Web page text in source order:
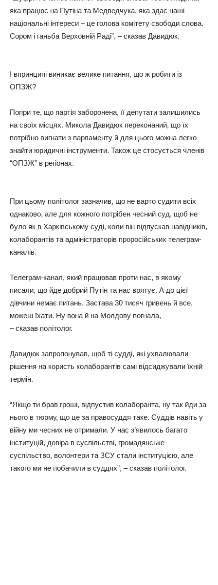
яка працює на Путіна та Медведчука, яка здає наші
національні інтереси – це голова комітету свободи слова.
Сором і ганьба Верховній Раді”, – сказав Давидюк.
І впринципі виникає велике питання, що ж робити із
ОПЗЖ?
Попри те, що партія заборонена, її депутати залишились
на своїх місцях. Микола Давидюк переконаний, що їх
потрібно вигнати з парламенту й для цього можна легко
знайти юридичні інструменти. Також це стосується членів
“ОПЗЖ” в регіонах.
При цьому політолог зазначив, що не варто судити всіх
однаково, але для кожного потрібен чесний суд, щоб не
було як в Харківському суді, коли він відпускав навідників,
колаборантів та адміністраторів проросійських телеграм-
каналів.
Телеграм-канал, який працював проти нас, в якому
писали, що йде добрий Путін та нас врятує. А до цієї
дівчини немає питань. Застава 30 тисяч гривень й все,
можеш їхати. Ну вона й на Молдову погнала,
– сказав політолог.
Давидюк запропонував, щоб ті судді, які ухвалювали
рішення на користь колаборантів самі відсиджували їхній
термін.
“Якщо ти брав гроші, відпустив колаборанта, ну так йди за
нього в тюрму, що це за правосуддя таке. Суддів навіть у
війну ми чесних не отримали. У нас з’явилось багато
інституцій, довіра в суспільстві, громадянське
суспільство, волонтери та ЗСУ стали інституцією, але
такого ми не побачили в суддях”, – сказав політолог.